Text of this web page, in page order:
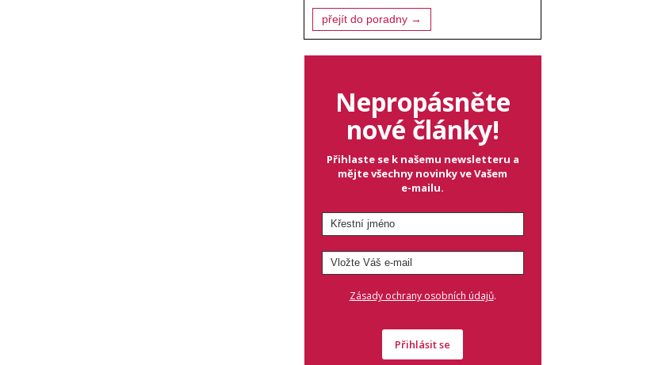
přejít do poradny →
Nepropásněte
nové články!
Přihlaste se k našemu newsletteru a
mějte všechny novinky ve Vašem
e-mailu.
Zásady ochrany osobních údajů.
Přihlásit se